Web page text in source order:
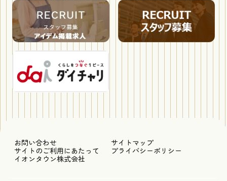
お問い合わせ
サイトマップ
サイトのご利用にあたって
プライバシーポリシー
イオンタウン株式会社